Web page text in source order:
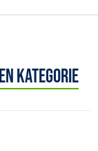
Kategorie